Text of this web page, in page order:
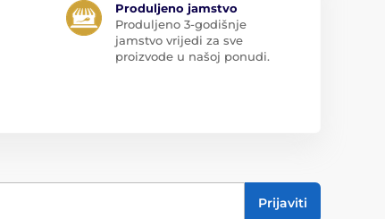
Produljeno jamstvo
Produljeno 3-godišnje
jamstvo vrijedi za sve
proizvode u našoj ponudi.
Prijaviti